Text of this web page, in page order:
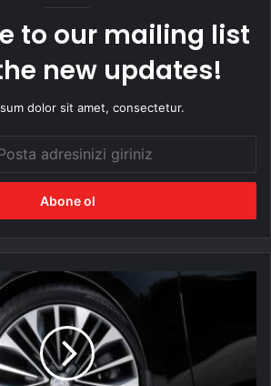
to our mailing list
new updates!
dolor sit amet, consectetur.